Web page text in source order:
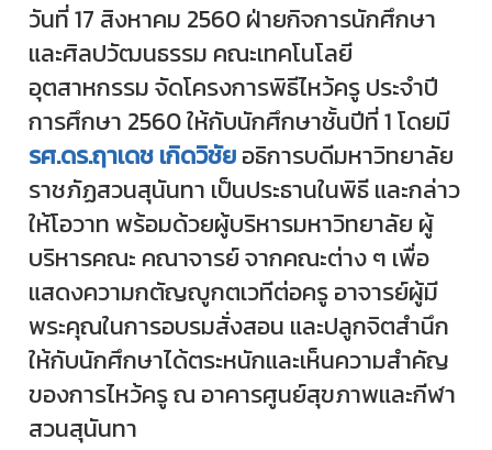
วันที่ 17 สิงหาคม 2560 ฝ่ายกิจการนักศึกษา
และศิลปวัฒนธรรม คณะเทคโนโลยี
อุตสาหกรรม จัดโครงการพิธีไหว้ครู ประจำปี
การศึกษา 2560 ให้กับนักศึกษาชั้นปีที่ 1 โดยมี
รศ.ดร.ฤาเดช เกิดวิชัยอธิการบดีมหาวิทยาลัย
ราชภัฏสวนสุนันทา เป็นประธานในพิธี และกล่าว
ให้โอวาท พร้อมด้วยผู้บริหารมหาวิทยาลัย ผู้
บริหารคณะ คณาจารย์ จากคณะต่าง ๆ เพื่อ
แสดงความกตัญญูกตเวทีต่อครู อาจารย์ผู้มี
พระคุณในการอบรมสั่งสอน และปลูกจิตสำนึก
ให้กับนักศึกษาได้ตระหนักและเห็นความสำคัญ
ของการไหว้ครู ณ อาคารศูนย์สุขภาพและกีฬา
สวนสุนันทา